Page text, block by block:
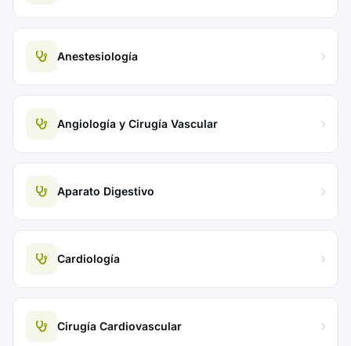
Anestesiología
Angiología y Cirugía Vascular
Aparato Digestivo
Cardiología
Cirugía Cardiovascular